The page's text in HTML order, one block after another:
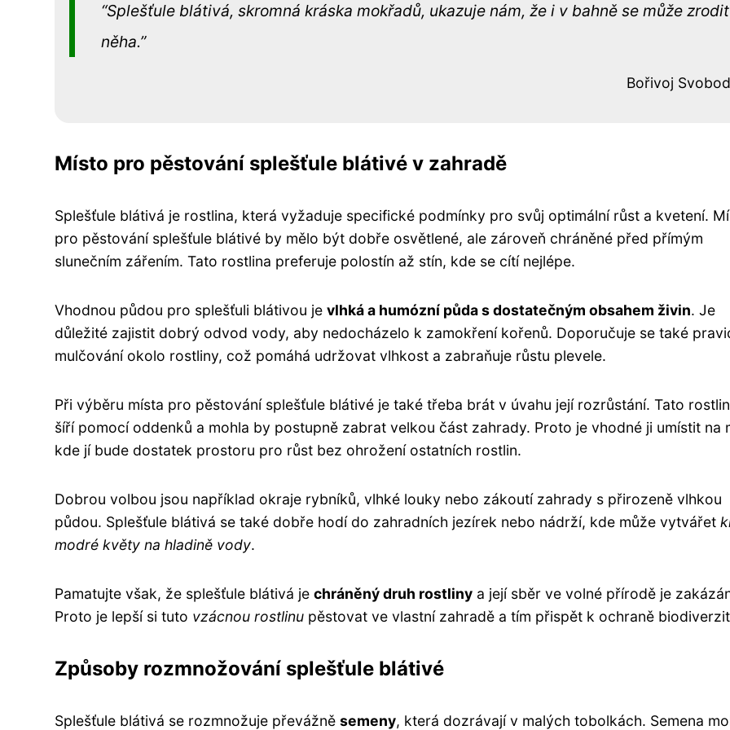
Splešťule blátivá, skromná kráska mokřadů, ukazuje nám, že i v bahně se může zrodit
něha.
Bořivoj
Místo pro pěstování splešťule blátivé v zahradě
Splešťule blátivá je rostlina, která vyžaduje specifické podmínky pro svůj optimální růst a kvetení.
pro pěstování splešťule blátivé by mělo být dobře osvětlené, ale zároveň chráněné před přímým
slunečním zářením. Tato rostlina preferuje polostín až stín, kde se cítí nejlépe.
Vhodnou půdou pro splešťuli blátivou je vlhká a humózní půda s dostatečným obsahem živin. Je
důležité zajistit dobrý odvod vody, aby nedocházelo k zamokření kořenů. Doporučuje se také
mulčování okolo rostliny, což pomáhá udržovat vlhkost a zabraňuje růstu plevele.
Při výběru místa pro pěstování splešťule blátivé je také třeba brát v úvahu její rozrůstání. Tato
šíří pomocí oddenků a mohla by postupně zabrat velkou část zahrady. Proto je vhodné ji umístit na
kde jí bude dostatek prostoru pro růst bez ohrožení ostatních rostlin.
Dobrou volbou jsou například okraje rybníků, vlhké louky nebo zákoutí zahrady s přirozeně vlhkou
půdou. Splešťule blátivá se také dobře hodí do zahradních jezírek nebo nádrží, kde může vytvářet
modré květy na hladině vody.
Pamatujte však, že splešťule blátivá je chráněný druh rostliny a její sběr ve volné přírodě je
Proto je lepší si tuto vzácnou rostlinu pěstovat ve vlastní zahradě a tím přispět k ochraně
Způsoby rozmnožování splešťule blátivé
Splešťule blátivá se rozmnožuje převážně semeny, která dozrávají v malých tobolkách. Semena